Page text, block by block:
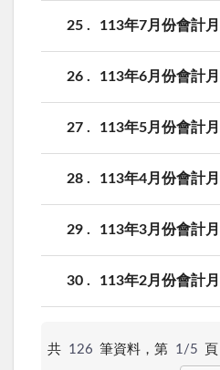
25 113年7月份會計
26 113年6月份會計
27 113年5月份會計
28 113年4月份會計
29 113年3月份會計
30 113年2月份會計
共 126 筆資料，第 1/5